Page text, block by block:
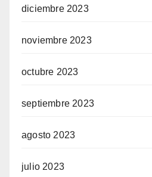
diciembre 2023
noviembre 2023
octubre 2023
septiembre 2023
agosto 2023
julio 2023